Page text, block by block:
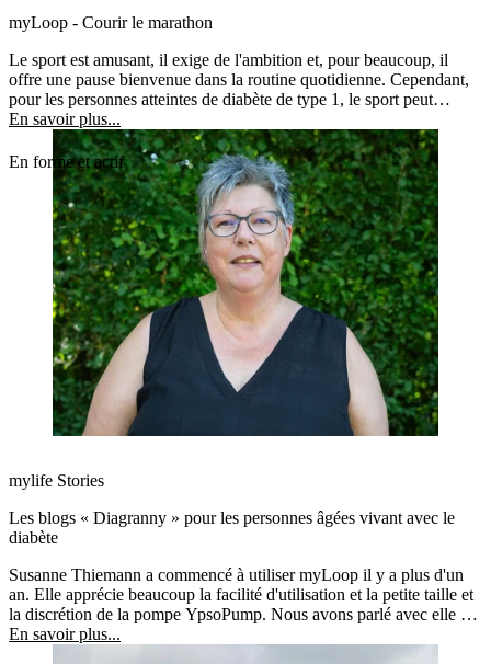
myLoop - Courir le marathon
Le sport est amusant, il exige de l'ambition et, pour beaucoup, il
offre une pause bienvenue dans la routine quotidienne. Cependant,
pour les personnes atteintes de diabète de type 1, le sport peut
représenter un défi très particulier. En effet, l'effort physique met à
l'épreuve la gestion du glucose.
En savoir plus...
En forme et actif
mylife Stories
Les blogs « Diagranny » pour les personnes âgées vivant avec le
diabète
Susanne Thiemann a commencé à utiliser myLoop il y a plus d'un
an. Elle apprécie beaucoup la facilité d'utilisation et la petite taille et
la discrétion de la pompe YpsoPump. Nous avons parlé avec elle de
son expérience avec myLoop et de son blog personnel sur le
En savoir plus...